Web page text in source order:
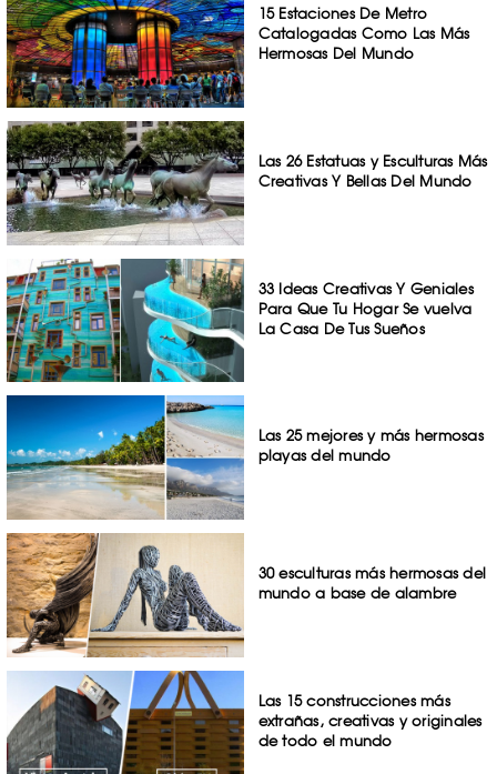
15 Estaciones De Metro
Catalogadas Como Las Más
Hermosas Del Mundo
Las 26 Estatuas y Esculturas Más
Creativas Y Bellas Del Mundo
33 Ideas Creativas Y Geniales
Para Que Tu Hogar Se vuelva
La Casa De Tus Sueños
Las 25 mejores y más hermosas
playas del mundo
30 esculturas más hermosas del
mundo a base de alambre
Las 15 construcciones más
extrañas, creativas y originales
de todo el mundo